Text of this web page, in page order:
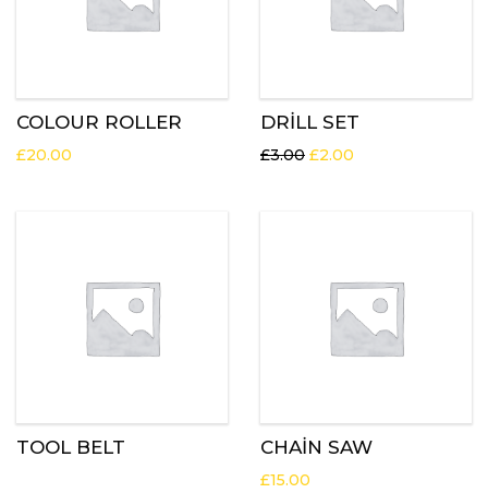
COLOUR ROLLER
£20.00
DRILL SET
£3.00 £2.00
TOOL BELT CHAIN SAW
£15.00